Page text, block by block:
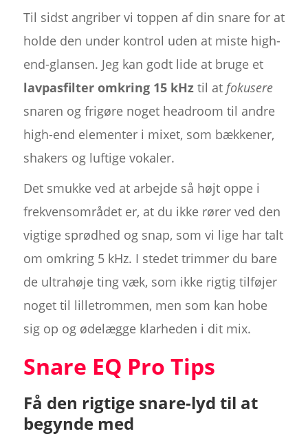
Til sidst angriber vi toppen af din snare for at
holde den under kontrol uden at miste high-
end-glansen. Jeg kan godt lide at bruge et
lavpasfilter omkring 15 kHztil at fokusere
snaren og frigøre noget headroom til andre
high-end elementer i mixet, som bækkener,
shakers og luftige vokaler.
Det smukke ved at arbejde så højt oppe i
frekvensområdet er, at du ikke rører ved den
vigtige sprødhed og snap, som vi lige har talt
om omkring 5 kHz. I stedet trimmer du bare
de ultrahøje ting væk, som ikke rigtig tilføjer
noget til lilletrommen, men som kan hobe
sig op og ødelægge klarheden i dit mix.
Snare EQ Pro Tips
Få den rigtige snare-lyd til at
begynde med